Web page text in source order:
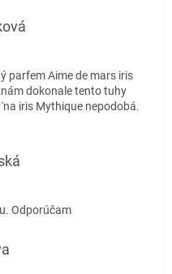
1 z 5 hviezdičiek.
parfem Aime de mars iris
dokonale tento tuhy
iris Mythique nepodobá.
5 z 5 hviezdičiek.
Odporúčam
5 z 5 hviezdičiek.